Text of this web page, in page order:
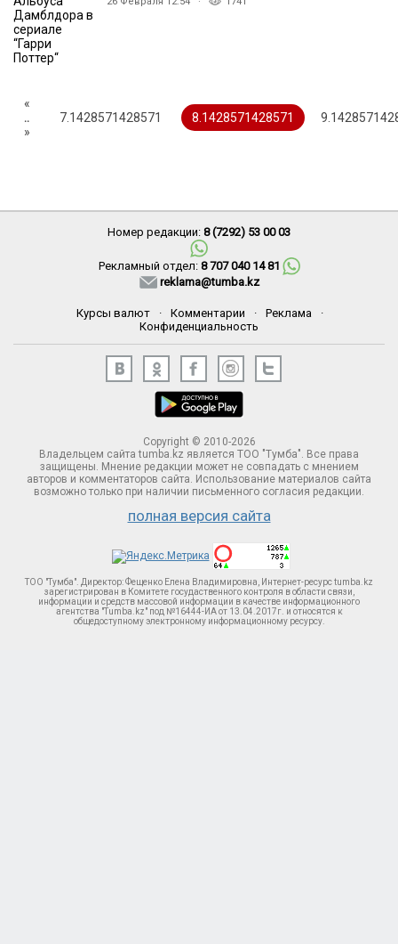
«
..
7.1428571428571 8.1428571428571
»
Номер редакции: 8 (7292) 53 00 03
Рекламный отдел: 8 707 040 14 81
reklama@tumba.kz
Курсы валют · Комментарии · Реклама
·
Конфиденциальность
Copyright © 2010-2026
Владельцем сайта tumba.kz является ТОО "Тумба". Все права
защищены. Мнение редакции может не совпадать с мнением
авторов и комментаторов сайта. Использование материалов сайта
возможно только при наличии письменного согласия редакции.
полная версия сайта
ТОО "Тумба". Директор: Фещенко Елена Владимировна, Интернет-ресурс tumba.kz
зарегистрирован в Комитете госудаственного контроля в области связи,
информации и средств массовой информации в качестве информационного
агентства "Tumba.kz" под №16444-ИА от 13.04.2017г. и относятся к
общедоступному электронному информационному ресурсу.